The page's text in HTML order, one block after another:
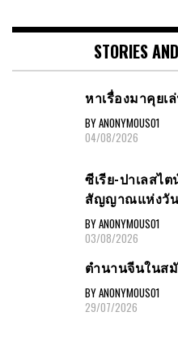
STORIES
หาเรื่องมาคุยเ
BY ANONYMOUS01
04/08/2026
ซีเรีย-ปาเลสไ
สัญญาณแห่งวั
BY ANONYMOUS01
03/08/2026
ตำนานจีนในส
BY ANONYMOUS01
29/07/2026